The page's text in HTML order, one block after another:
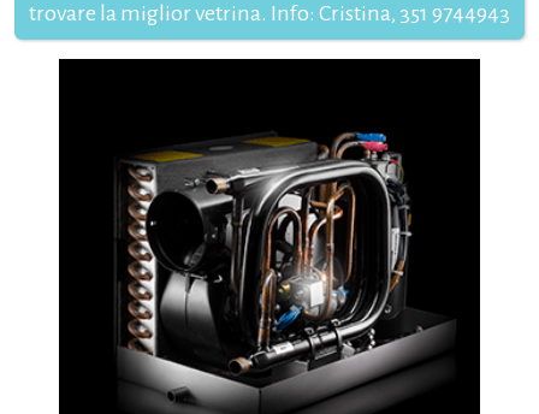
trovare la miglior vetrina. Info: Cristina, 351 9744943